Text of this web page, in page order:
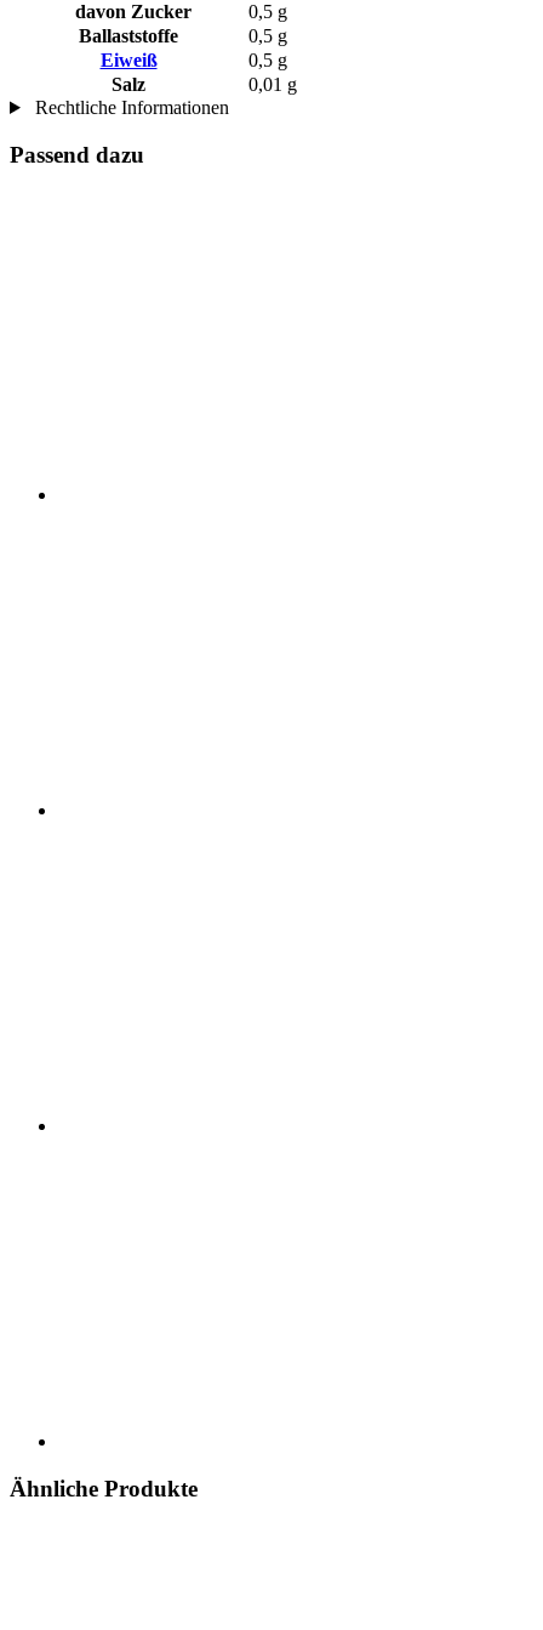
davon Zucker
0,5 g
Ballaststoffe
0,5 g
Eiweiß
0,5 g
Salz
0,01 g
Rechtliche Informationen
Passend dazu
Ähnliche Produkte